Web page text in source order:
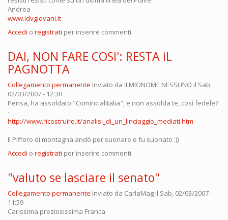
Andrea
www.idvgiovani.it
Accedi o registrati per inserire commenti.
DAI, NON FARE COSI': RESTA iL
PAGNOTTA
Collegamento permanente Inviato da ILMIONOME NESSUNO il Sab,
02/03/2007 - 12:30
Pensa, ha assoldato "Comincialitalia", e non assolda te, così fedele?
-
http://www.ricostruire.it/analisi_di_un_linciaggio_mediati.htm
-
Il Piffero di montagna andò per suonare e fu suonato :))
Accedi o registrati per inserire commenti.
"valuto se lasciare il senato"
Collegamento permanente Inviato da CarlaMag il Sab, 02/03/2007 -
11:59
Carissima preziosissima Franca